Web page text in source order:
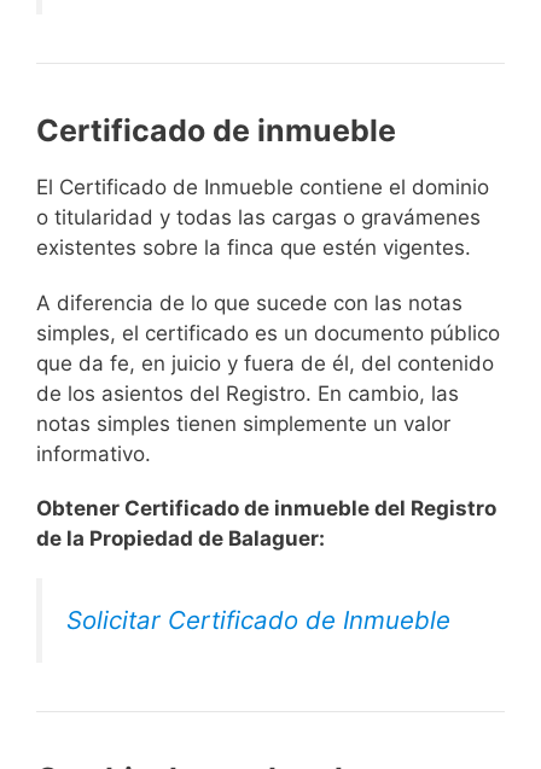
Certificado de inmueble
El Certificado de Inmueble contiene el dominio
o titularidad y todas las cargas o gravámenes
existentes sobre la finca que estén vigentes.
A diferencia de lo que sucede con las notas
simples, el certificado es un documento público
que da fe, en juicio y fuera de él, del contenido
de los asientos del Registro. En cambio, las
notas simples tienen simplemente un valor
informativo.
Obtener Certificado de inmueble del Registro
de la Propiedad de Balaguer:
Solicitar Certificado de Inmueble